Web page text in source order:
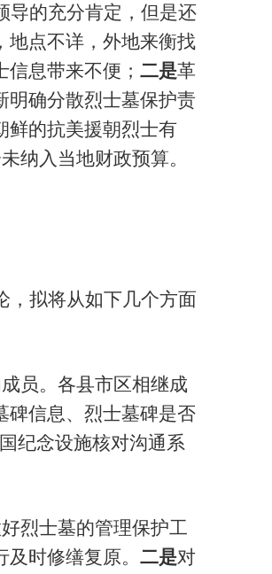
导的充分肯定，但是还
地点不详，外地来衡找
息带来不便； 二是革
明确分散烈士墓保护责
鲜的抗美援朝烈士有
纳入当地财政预算。
，拟将从如下几个方面
员。各县市区相继成
碑信息、烈士墓碑是否
纪念设施核对沟通系
烈士墓的管理保护工
时修缮复原。 二是对